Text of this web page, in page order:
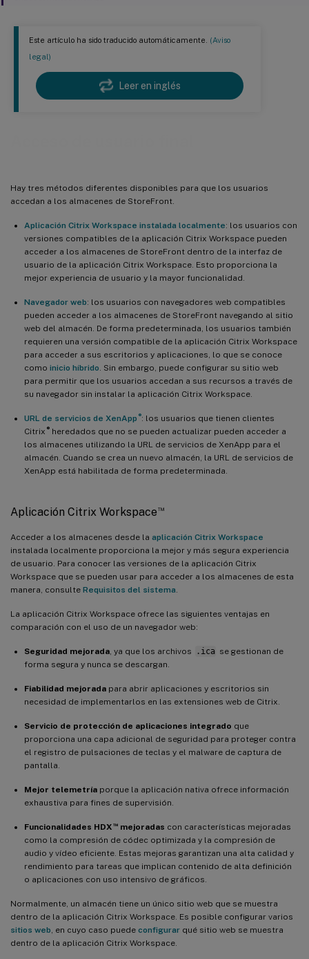
Este artículo ha sido traducido automáticamente. (Aviso
legal)
Leer en inglés
Hay tres métodos diferentes disponibles para que los usuarios
accedan a los almacenes de StoreFront.
Aplicación Citrix Workspace instalada localmente: los usuarios con
versiones compatibles de la aplicación Citrix Workspace pueden
acceder a los almacenes de StoreFront dentro de la interfaz de
usuario de la aplicación Citrix Workspace. Esto proporciona la
mejor experiencia de usuario y la mayor funcionalidad.
Navegador web: los usuarios con navegadores web compatibles
pueden acceder a los almacenes de StoreFront navegando al sitio
web del almacén. De forma predeterminada, los usuarios también
requieren una versión compatible de la aplicación Citrix Workspace
para acceder a sus escritorios y aplicaciones, lo que se conoce
como inicio híbrido . Sin embargo, puede configurar su sitio web
para permitir que los usuarios accedan a sus recursos a través de
su navegador sin instalar la aplicación Citrix Workspace.
URL de servicios de XenApp ®: los usuarios que tienen clientes
Citrix ®heredados que no se pueden actualizar pueden acceder a
los almacenes utilizando la URL de servicios de XenApp para el
almacén. Cuando se crea un nuevo almacén, la URL de servicios de
XenApp está habilitada de forma predeterminada.
Aplicación Citrix Workspace™
Acceder a los almacenes desde la aplicación Citrix Workspace
instalada localmente proporciona la mejor y más segura experiencia
de usuario. Para conocer las versiones de la aplicación Citrix
Workspace que se pueden usar para acceder a los almacenes de esta
manera, consulte Requisitos del sistema
La aplicación Citrix Workspace ofrece las siguientes ventajas en
comparación con el uso de un navegador web:
Seguridad mejorada , ya que los archivos .ica se gestionan de
forma segura y nunca se descargan.
Fiabilidad mejorada para abrir aplicaciones y escritorios sin
necesidad de implementarlos en las extensiones web de Citrix.
Servicio de protección de aplicaciones integrado que
proporciona una capa adicional de seguridad para proteger contra
el registro de pulsaciones de teclas y el malware de captura de
pantalla.
Mejor telemetría porque la aplicación nativa ofrece información
exhaustiva para fines de supervisión.
Funcionalidades HDX ™mejoradas con características mejoradas
como la compresión de códec optimizada y la compresión de
audio y vídeo eficiente. Estas mejoras garantizan una alta calidad y
rendimiento para tareas que implican contenido de alta definición
o aplicaciones con uso intensivo de gráficos.
Normalmente, un almacén tiene un único sitio web que se muestra
dentro de la aplicación Citrix Workspace. Es posible configurar varios
sitios web , en cuyo caso puede configurar qué sitio web se muestra
dentro de la aplicación Citrix Workspace.